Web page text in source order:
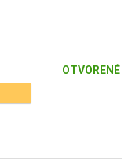
OTVORENÉ